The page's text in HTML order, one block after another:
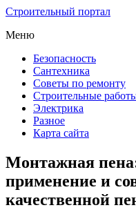
Строительный портал
Меню
Безопасность
Сантехника
Советы по ремонту
Строительные
Электрика
Разное
Карта сайта
Монтажная
применение и
качественной